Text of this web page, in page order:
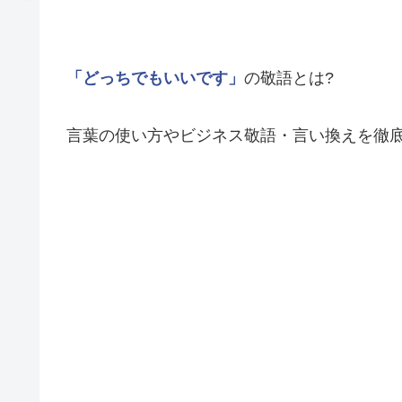
「どっちでもいいです」 の敬語とは?
言葉の使い方やビジネス敬語・言い換えを徹